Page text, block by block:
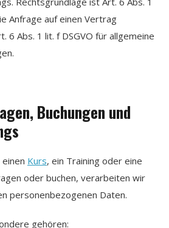
Anfrage auf einen Vertrag
6 Abs. 1 lit. f DSGVO für allgemeine
Buchungen und
einen Kurs, ein Training oder eine
oder buchen, verarbeiten wir
personenbezogenen Daten.
gehören: